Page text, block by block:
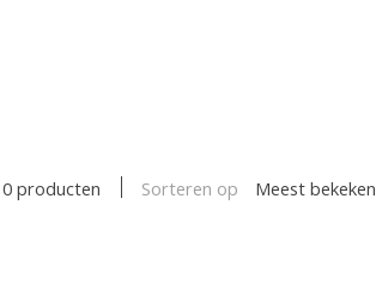
0 producten Sorteren op Meest bekeken